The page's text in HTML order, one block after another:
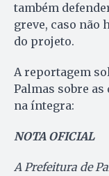
também
greve, caso não
do projeto.
A reportagem
Palmas sobre
na íntegra:
NOTA OFICIAL
A Prefeitura de